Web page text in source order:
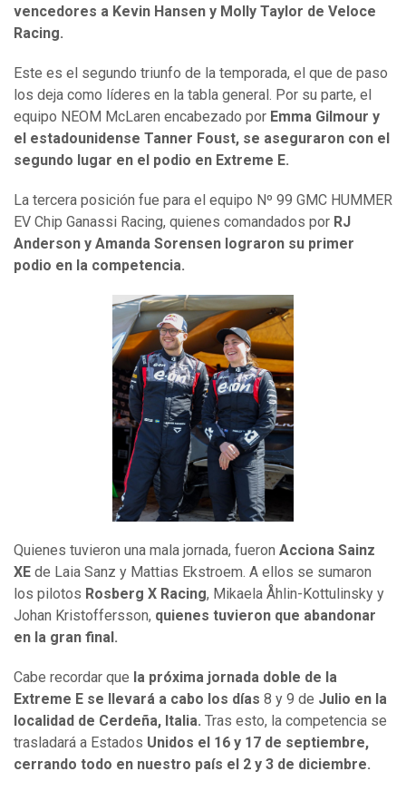
vencedores a Kevin Hansen y Molly Taylor de Veloce
Racing.
Este es el segundo triunfo de la temporada, el que de paso
los deja como líderes en la tabla general. Por su parte, el
equipo NEOM McLaren encabezado por Emma Gilmour y
el estadounidense Tanner Foust, se aseguraron con el
segundo lugar en el podio en Extreme E.
La tercera posición fue para el equipo Nº 99 GMC HUMMER
EV Chip Ganassi Racing, quienes comandados por RJ
Anderson y Amanda Sorensen lograron su primer
podio en la competencia.
Quienes tuvieron una mala jornada, fueron Acciona Sainz
XE de Laia Sanz y Mattias Ekstroem. A ellos se sumaron
los pilotos Rosberg X Racing, Mikaela Åhlin-Kottulinsky y
Johan Kristoffersson, quienes tuvieron que abandonar
en la gran final.
Cabe recordar que la próxima jornada doble de la
Extreme E se llevará a cabo los días 8 y 9 de Julio en la
localidad de Cerdeña, Italia. Tras esto, la competencia se
trasladará a Estados Unidos el 16 y 17 de septiembre,
cerrando todo en nuestro país el 2 y 3 de diciembre.